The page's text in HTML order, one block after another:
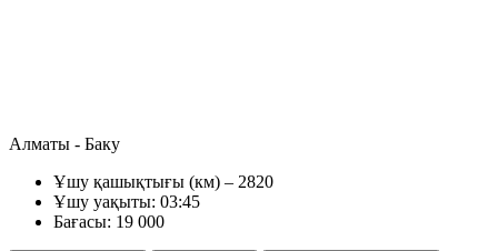
Алматы - Баку
Ұшу қашықтығы (км) – 2820
Ұшу уақыты: 03:45
Бағасы: 19 000